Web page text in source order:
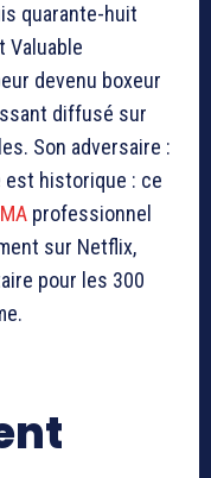
quarante-huit
Valuable
devenu boxeur
diffusé sur
Son adversaire :
est historique : ce
professionnel
sur Netflix,
pour les 300